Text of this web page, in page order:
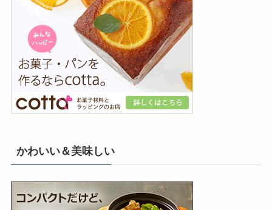
かわいい＆美味しい